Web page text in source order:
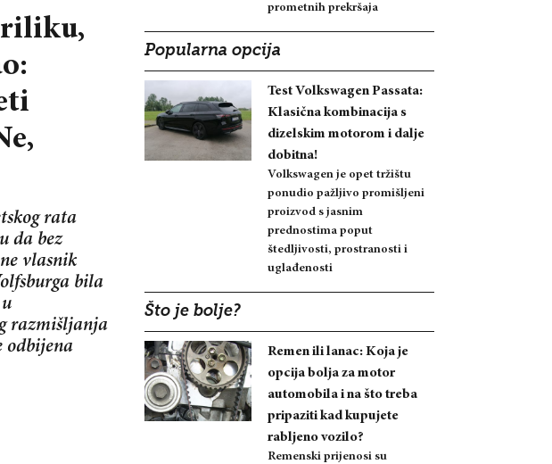
rata
da bez
vlasnik
bila
razmišljanja
odbijena
prometnih prekršaja
Popularna opcija
Test Volkswagen Passata:
Klasična kombinacija s
dizelskim motorom i dalje
dobitna!
Volkswagen je opet tržištu
ponudio pažljivo promišljeni
proizvod s jasnim
prednostima poput
štedljivosti, prostranosti i
uglađenosti
Što je bolje?
Remen ili lanac: Koja je
opcija bolja za motor
automobila i na što treba
pripaziti kad kupujete
rabljeno vozilo?
Remenski prijenosi su